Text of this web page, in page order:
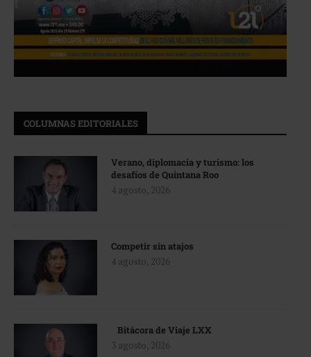
COLUMNAS EDITORIALES
Verano, diplomacia y turismo: los
desafíos de Quintana Roo
4 agosto, 2026
Competir sin atajos
4 agosto, 2026
Bitácora de Viaje LXX
3 agosto, 2026